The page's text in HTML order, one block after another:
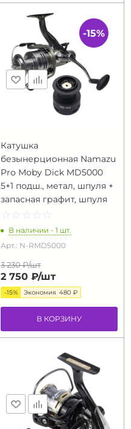
Катушка
безынерционная Namazu
Pro Moby Dick MD5000
5+1 подш., метал, шпуля +
запасная графит, шпуля
☆ ☆ ☆ ☆ ☆
★ ★ ★ ★ ★
В наличии - 1 шт.
Арт.: N-RMD5000
3 230 ₽/шт
2 750 ₽/шт
-15% Экономия 480 ₽
В КОРЗИНУ
-15%